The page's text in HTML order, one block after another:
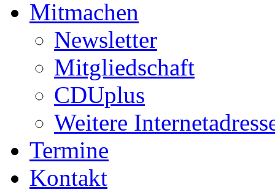
Mitmachen
Newsletter
Mitgliedschaft
CDUplus
Weitere
Termine
Kontakt